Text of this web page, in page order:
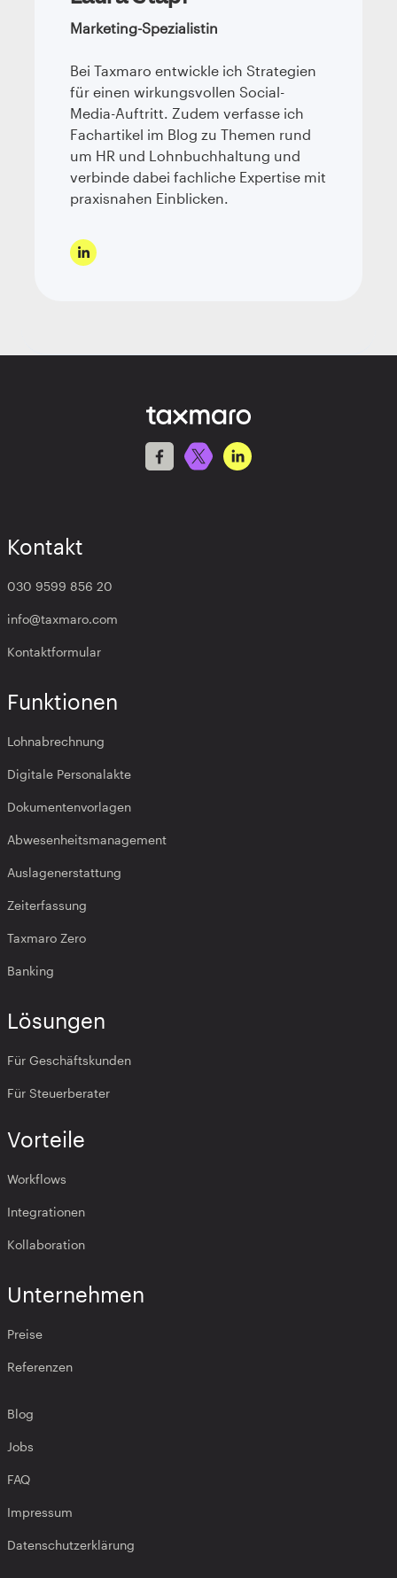
Marketing-Spezialistin
Bei Taxmaro entwickle ich Strategien
für einen wirkungsvollen Social-
Media-Auftritt. Zudem verfasse ich
Fachartikel im Blog zu Themen rund
um HR und Lohnbuchhaltung und
verbinde dabei fachliche Expertise mit
praxisnahen Einblicken.
Kontakt
030 9599 856 20
info@taxmaro.com
Kontaktformular
Funktionen
Lohnabrechnung
Digitale Personalakte
Dokumentenvorlagen
Abwesenheitsmanagement
Auslagenerstattung
Zeiterfassung
Taxmaro Zero
Banking
Lösungen
Für Geschäftskunden
Für Steuerberater
Vorteile
Workflows
Integrationen
Kollaboration
Unternehmen
Preise
Referenzen
Blog
Jobs
FAQ
Impressum
Datenschutzerklärung